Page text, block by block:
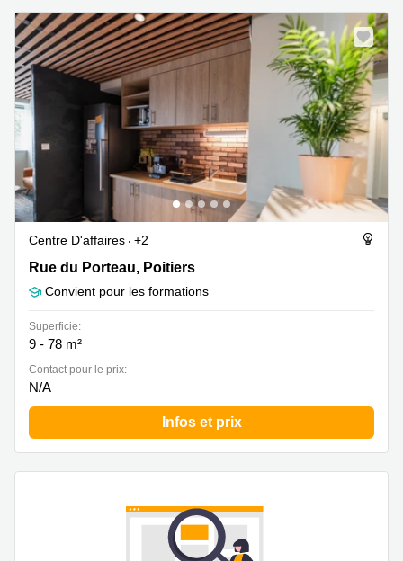
Centre D'affaires
+2
Rue du Porteau 120, Poitiers
Rue du Porteau, Poitiers
Convient pour les formations
Superficie:
9 - 78 m²
Contact pour le prix:
N/A
Infos et prix